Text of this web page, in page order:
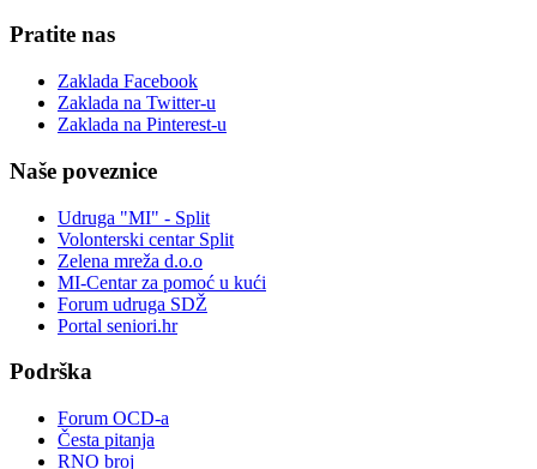
Pratite nas
Zaklada Facebook
Zaklada na Twitter-u
Zaklada na Pinterest-u
Naše poveznice
Udruga "MI" - Split
Volonterski centar Split
Zelena mreža d.o.o
MI-Centar za pomoć u kući
Forum udruga SDŽ
Portal seniori.hr
Podrška
Forum OCD-a
Česta pitanja
RNO broj